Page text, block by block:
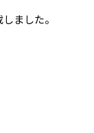
ました。